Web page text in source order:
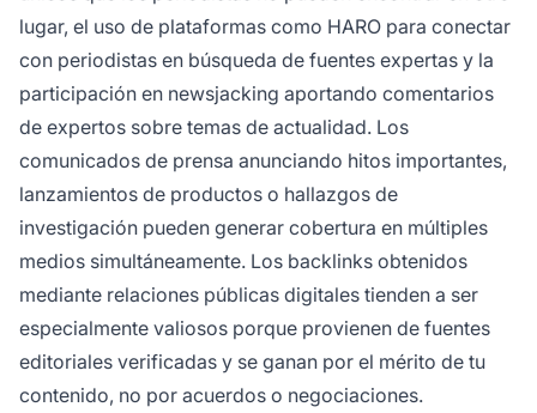
lugar, el uso de plataformas como HARO para conectar
con periodistas en búsqueda de fuentes expertas y la
participación en newsjacking aportando comentarios
de expertos sobre temas de actualidad. Los
comunicados de prensa anunciando hitos importantes,
lanzamientos de productos o hallazgos de
investigación pueden generar cobertura en múltiples
medios simultáneamente. Los backlinks obtenidos
mediante relaciones públicas digitales tienden a ser
especialmente valiosos porque provienen de fuentes
editoriales verificadas y se ganan por el mérito de tu
contenido, no por acuerdos o negociaciones.